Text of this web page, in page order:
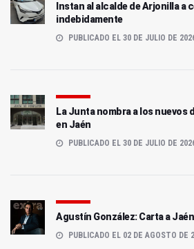
Instan al alcalde de Arjonilla a
indebidamente
PUBLICADO EL 30 DE JULIO DE
La Junta nombra a los
en Jaén
PUBLICADO EL 30 DE JULIO DE
Agustín González: Carta a Jaén
PUBLICADO EL 02 DE AGOSTO DE